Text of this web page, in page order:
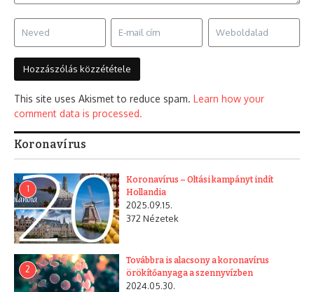
This site uses Akismet to reduce spam. Learn how your
comment data is processed.
Koronavírus
1
Koronavírus – Oltási kampányt indít
Hollandia
2025.09.15.
372 Nézetek
2
Továbbra is alacsony a koronavírus
örökítőanyaga a szennyvízben
2024.05.30.